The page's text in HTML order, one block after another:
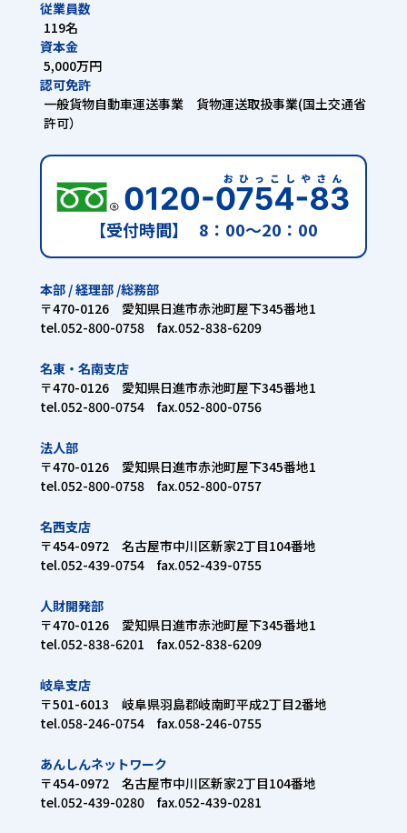
従業員数
119名
資本金
5,000万円
認可免許
一般貨物自動車運送事業 貨物運送取扱事業(国土交通省
許可）
【受付時間】 8：00〜20：00
本部 / 経理部 /総務部
〒470-0126 愛知県日進市赤池町屋下345番地1
tel.052-800-0758 fax.052-838-6209
名東・名南支店
〒470-0126 愛知県日進市赤池町屋下345番地1
tel.052-800-0754 fax.052-800-0756
法人部
〒470-0126 愛知県日進市赤池町屋下345番地1
tel.052-800-0758 fax.052-800-0757
名西支店
〒454-0972 名古屋市中川区新家2丁目104番地
tel.052-439-0754 fax.052-439-0755
人財開発部
〒470-0126 愛知県日進市赤池町屋下345番地1
tel.052-838-6201 fax.052-838-6209
岐阜支店
〒501-6013 岐阜県羽島郡岐南町平成2丁目2番地
tel.058-246-0754 fax.058-246-0755
あんしんネットワーク
〒454-0972 名古屋市中川区新家2丁目104番地
tel.052-439-0280 fax.052-439-0281